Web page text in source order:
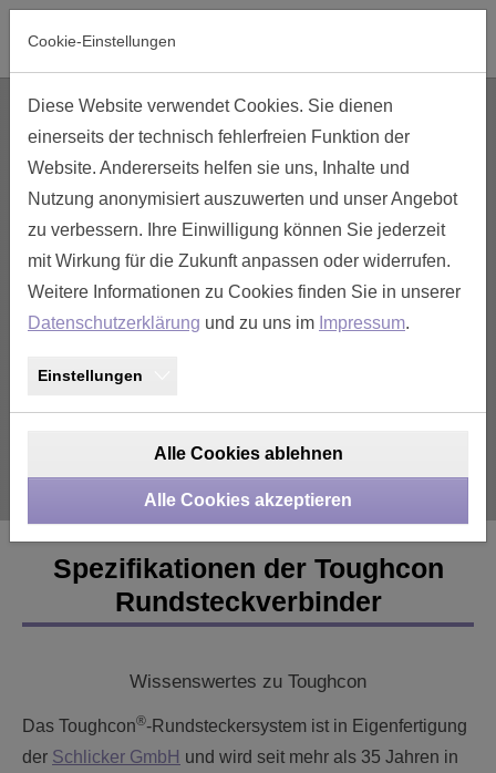
Skip to main navigation
Skip to main content
Skip to page footer
10 Kontakte oder 100.000?
Einzeln, auf Spule, Zinn oder vergoldet?
Lassen Sie uns den richtigen Kontakt finden!
Previous
Spezifikationen der Toughcon
Rundsteckverbinder
Wissenswertes zu Toughcon
Das Toughcon®-Rundsteckersystem ist in Eigenfertigung
der Schlicker GmbH und wird seit mehr als 35 Jahren in
Cookie-Einstellungen
Diese Website verwendet Cookies. Sie dienen
einerseits der technisch fehlerfreien Funktion der
Website. Andererseits helfen sie uns, Inhalte und
Nutzung anonymisiert auszuwerten und unser Angebot
zu verbessern. Ihre Einwilligung können Sie jederzeit
mit Wirkung für die Zukunft anpassen oder widerrufen.
Weitere Informationen zu Cookies finden Sie in unserer
Datenschutzerklärung und zu uns im Impressum.
Einstellungen
Alle Cookies ablehnen
Alle Cookies akzeptieren